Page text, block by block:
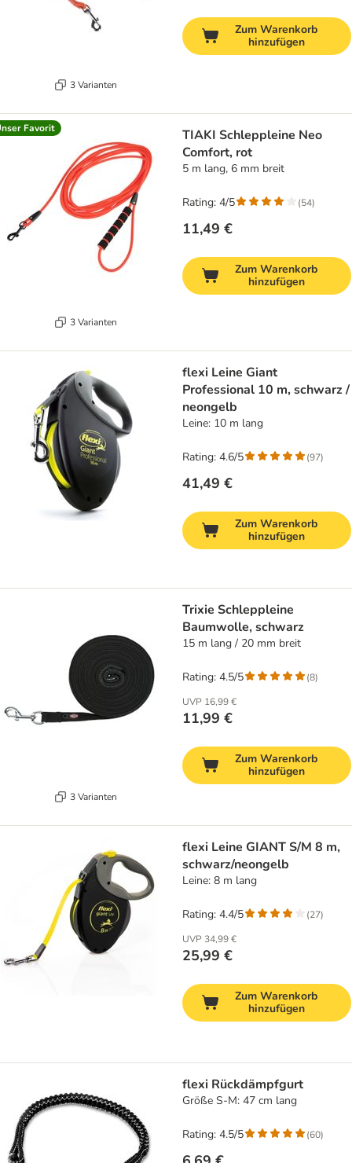
3 Varianten
Zum Warenkorb
hinzufügen
Favorit
3 Varianten
TIAKI Schleppleine Neo
Comfort, rot
5 m lang, 6 mm breit
11,49 €
Rating: 4/5 (54)
Zum Warenkorb
hinzufügen
flexi Leine Giant
Professional 10 m, schwarz /
neongelb
Leine: 10 m lang
41,49 €
Rating: 4.6/5 (97)
Zum Warenkorb
hinzufügen
3 Varianten
Trixie Schleppleine
Baumwolle, schwarz
15 m lang / 20 mm breit
UVP 16,99 €
11,99 €
Rating: 4.5/5 (8)
Zum Warenkorb
hinzufügen
flexi Leine GIANT S/M 8 m,
schwarz/neongelb
Leine: 8 m lang
UVP 34,99 €
25,99 €
Rating: 4.4/5 (27)
Zum Warenkorb
hinzufügen
flexi Rückdämpfgurt
Größe S-M: 47 cm lang
Rating: 4.5/5 (60)